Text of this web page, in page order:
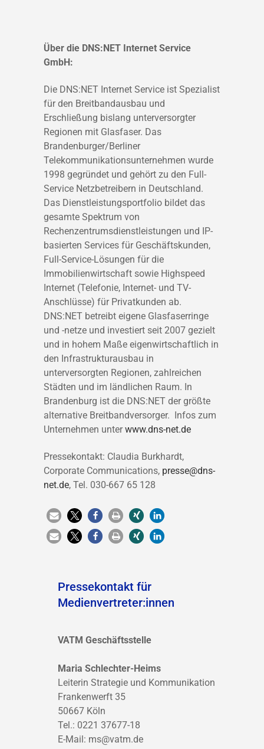
Über die DNS:NET Internet Service
GmbH:
Die DNS:NET Internet Service ist Spezialist
für den Breitbandausbau und
Erschließung bislang unterversorgter
Regionen mit Glasfaser. Das
Brandenburger/Berliner
Telekommunikationsunternehmen wurde
1998 gegründet und gehört zu den Full-
Service Netzbetreibern in Deutschland.
Das Dienstleistungsportfolio bildet das
gesamte Spektrum von
Rechenzentrumsdienstleistungen und IP-
basierten Services für Geschäftskunden,
Full-Service-Lösungen für die
Immobilienwirtschaft sowie Highspeed
Internet (Telefonie, Internet- und TV-
Anschlüsse) für Privatkunden ab.
DNS:NET betreibt eigene Glasfaserringe
und -netze und investiert seit 2007 gezielt
und in hohem Maße eigenwirtschaftlich in
den Infrastrukturausbau in
unterversorgten Regionen, zahlreichen
Städten und im ländlichen Raum. In
Brandenburg ist die DNS:NET der größte
alternative Breitbandversorger. Infos zum
Unternehmen unterwww.dns-net.de
Pressekontakt: Claudia Burkhardt,
Corporate Communications, presse@dns-
net.de, Tel. 030-667 65 128
Pressekontakt für
Medienvertreter:innen
VATM Geschäftsstelle
Maria Schlechter-Heims
Leiterin Strategie und Kommunikation
Frankenwerft 35
50667 Köln
Tel.: 0221 37677-18
E-Mail: ms@vatm.de